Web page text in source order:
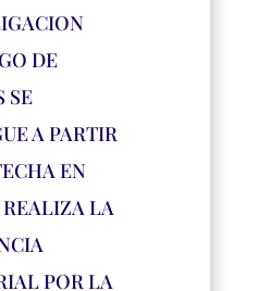
DE
SE
A PARTIR
EN
REALIZA LA
POR LA